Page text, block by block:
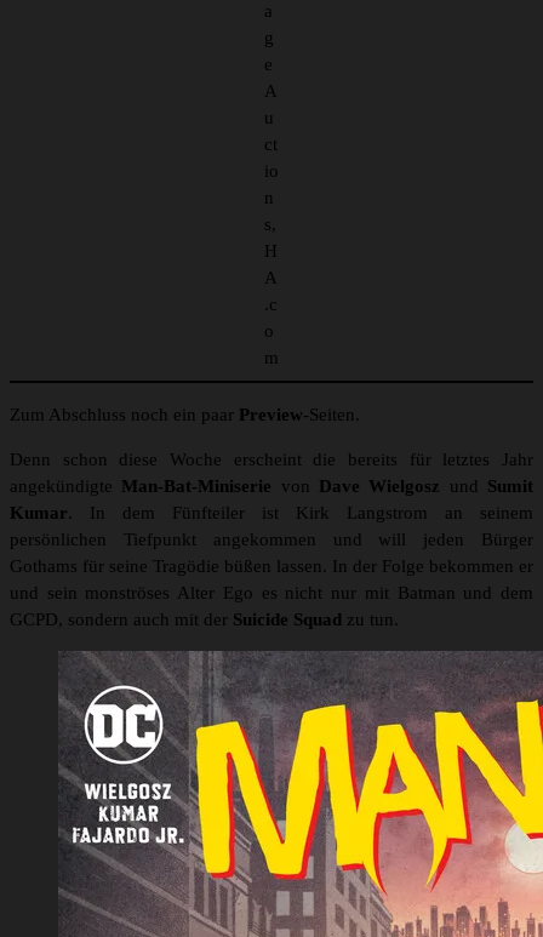
a
g
e
A
u
ct
io
n
s,
H
A
.c
o
m
Zum Abschluss noch ein paar Preview-Seiten.
Denn schon diese Woche erscheint die bereits für letztes Jahr
angekündigte Man-Bat-Miniserie von Dave Wielgosz und Sumit
Kumar. In dem Fünfteiler ist Kirk Langstrom an seinem
persönlichen Tiefpunkt angekommen und will jeden Bürger
Gothams für seine Tragödie büßen lassen. In der Folge bekommen er
und sein monströses Alter Ego es nicht nur mit Batman und dem
GCPD, sondern auch mit der Suicide Squad zu tun.